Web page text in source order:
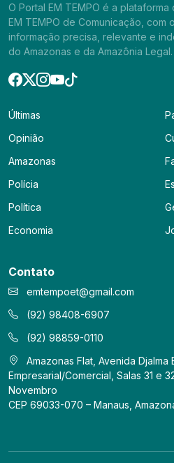
O Portal EM TEMPO é a
EM TEMPO de Comunicação, com
informação precisa, relevante e
do Amazonas e da Amazônia Legal.
Últimas
Opinião
Amazonas
Polícia
Política
Economia
Contato
emtempoet@gmail.com
(92) 98408-6907
(92) 98859-0110
Amazonas Flat, Avenida
Empresarial/Comercial, Salas 31 e
Novembro
CEP 69033-070 – Manaus,